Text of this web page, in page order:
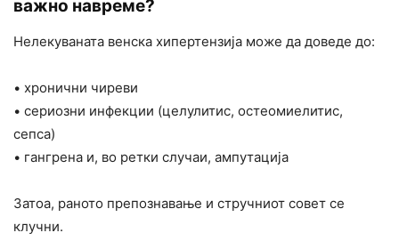
важно навреме?
Нелекуваната венска хипертензија може да доведе до:
• хронични чиреви
• сериозни инфекции (целулитис, остеомиелитис,
сепса)
• гангрена и, во ретки случаи, ампутација
Затоа, раното препознавање и стручниот совет се
клучни.